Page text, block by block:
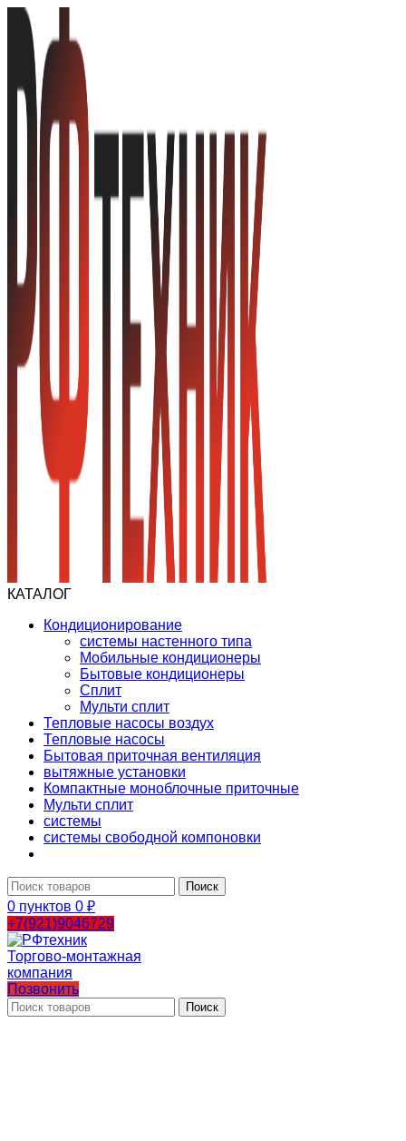
КАТАЛОГ
Кондиционирование
системы настенного типа
Мобильные кондиционеры
Бытовые кондиционеры
Сплит
Мульти сплит
Тепловые насосы воздух
Тепловые насосы
Бытовая приточная вентиляция
вытяжные установки
Компактные моноблочные приточные
Мульти сплит
системы
системы свободной компоновки
Поиск
0 пунктов 0 ₽
+7(921)9046729
Позвонить
Поиск